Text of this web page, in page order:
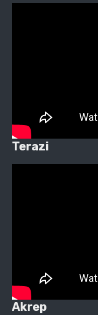
Terazi
Akrep